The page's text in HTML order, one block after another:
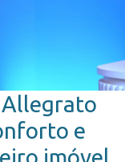
Allegrato
e
imóvel